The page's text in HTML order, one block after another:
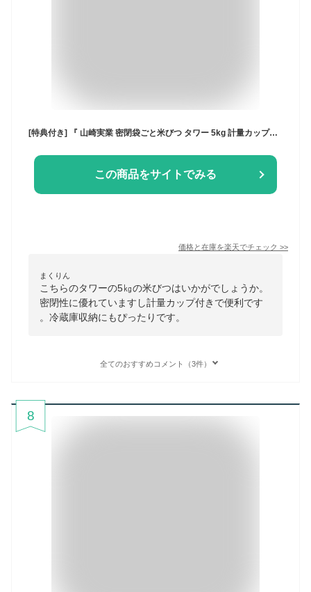
[特典付き] 『 山崎実業 密閉袋ごと米びつ タワー 5kg 計量カップ付 』 tower 米びつ 5kg 計量カップ付き シンク下 シンク下収納 キッチン収納 おしゃれ スリム 冷蔵庫 野菜室 5キロ ライスストッカー 米櫃 米びつ こめびつ 袋ごと 保存 湿気防止 3375 3376 タワーシリーズ
この商品をサイトでみる
価格と在庫を楽天でチェック >>
まくりん
こちらのタワーの5㎏の米びつはいかがでしょうか。
密閉性に優れていますし計量カップ付きで便利です
。冷蔵庫収納にもぴったりです。
全てのおすすめコメント（3件）
8